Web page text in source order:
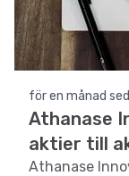
för en månad
Athanase
aktier till
Athanase